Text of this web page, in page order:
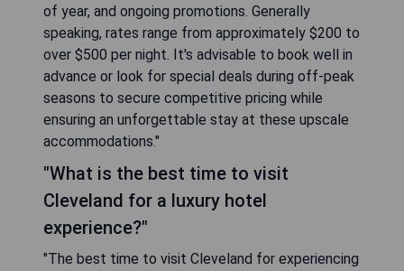
of year, and ongoing promotions. Generally
speaking, rates range from approximately $200 to
over $500 per night. It's advisable to book well in
advance or look for special deals during off-peak
seasons to secure competitive pricing while
ensuring an unforgettable stay at these upscale
accommodations."
"What is the best time to visit
Cleveland for a luxury hotel
experience?"
"The best time to visit Cleveland for experiencing